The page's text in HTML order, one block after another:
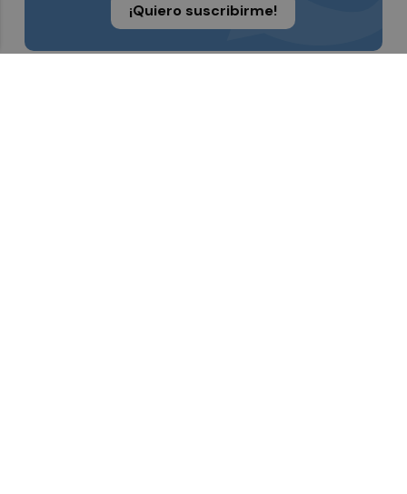
¡Quiero suscribirme!